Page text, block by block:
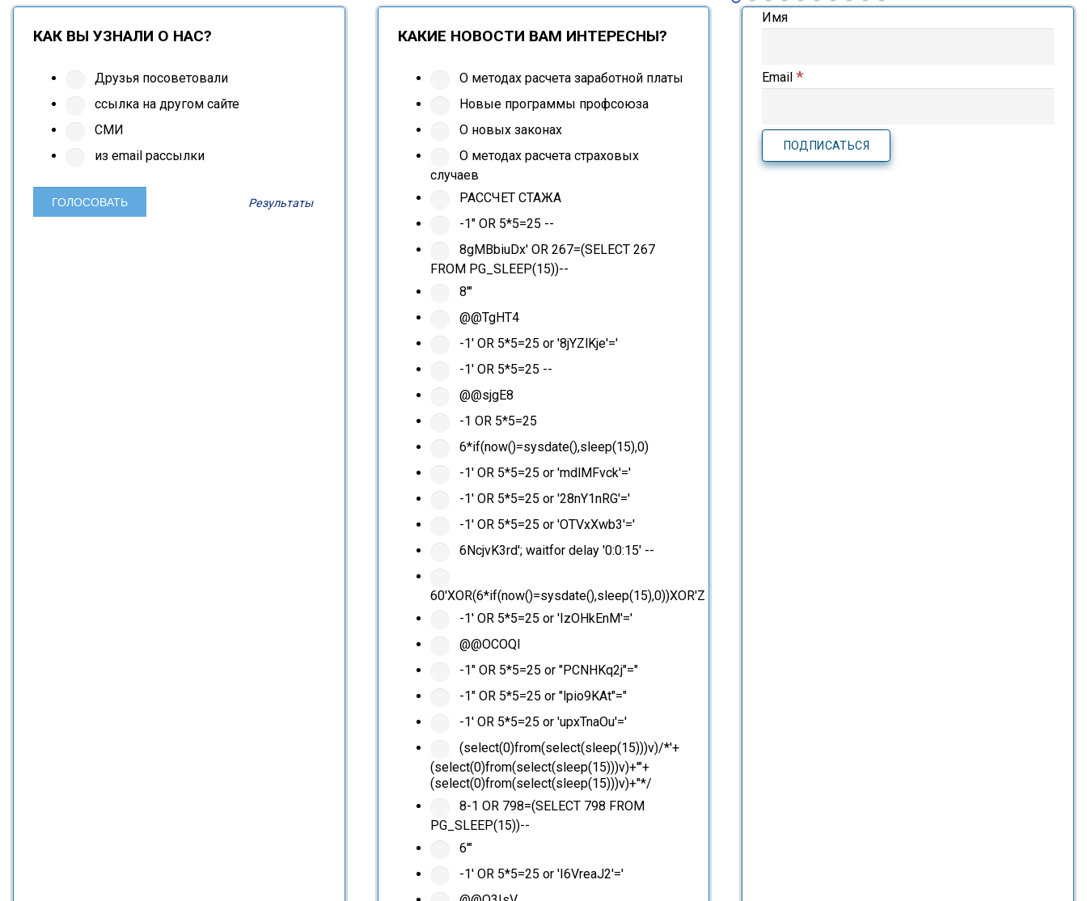
КАК ВЫ УЗНАЛИ О НАС?
Друзья посоветовали
ссылка на другом сайте
СМИ
из email рассылки
Результаты
КАКИЕ НОВОСТИ ВАМ ИНТЕРЕСНЫ?
О методах расчета заработной платы
Новые программы профсоюза
О новых законах
О методах расчета страховых
случаев
РАССЧЕТ СТАЖА
-1" OR 5*5=25 --
8gMBbiuDx' OR 267=(SELECT 267
FROM PG_SLEEP(15))--
8'"
@@TgHT4
-1' OR 5*5=25 or '8jYZlKje'='
-1' OR 5*5=25 --
@@sjgE8
-1 OR 5*5=25
6*if(now()=sysdate(),sleep(15),0)
-1' OR 5*5=25 or 'mdlMFvck'='
-1' OR 5*5=25 or '28nY1nRG'='
-1' OR 5*5=25 or 'OTVxXwb3'='
6NcjvK3rd'; waitfor delay '0:0:15' --
60'XOR(6*if(now()=sysdate(),sleep(15),0))XOR'Z
-1' OR 5*5=25 or 'IzOHkEnM'='
@@OCOQl
-1" OR 5*5=25 or "PCNHKq2j"="
-1" OR 5*5=25 or "lpio9KAt"="
-1' OR 5*5=25 or 'upxTnaOu'='
(select(0)from(select(sleep(15)))v)/*'+
(select(0)from(select(sleep(15)))v)+'"+
(select(0)from(select(sleep(15)))v)+"*/
8-1 OR 798=(SELECT 798 FROM
PG_SLEEP(15))--
6'"
-1' OR 5*5=25 or 'I6VreaJ2'='
Имя
Email*